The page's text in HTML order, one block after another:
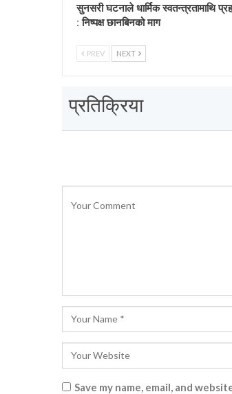
सुनसरी घटनाले धार्मिक स्वतन्त्रतामाथि
: निष्पक्ष छानबिनको माग
PREV NEXT
प्रतिक्रिया
Save my name, email, and